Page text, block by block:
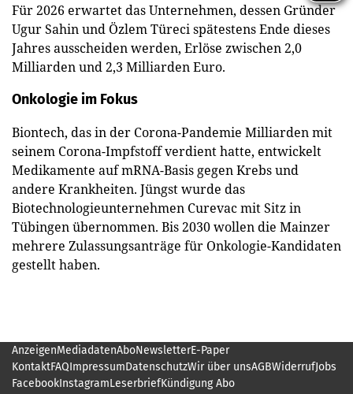
Für 2026 erwartet das Unternehmen, dessen Gründer
Ugur Sahin und Özlem Türeci spätestens Ende dieses
Jahres ausscheiden werden, Erlöse zwischen 2,0
Milliarden und 2,3 Milliarden Euro.
Onkologie im Fokus
Biontech, das in der Corona-Pandemie Milliarden mit
seinem Corona-Impfstoff verdient hatte, entwickelt
Medikamente auf mRNA-Basis gegen Krebs und
andere Krankheiten. Jüngst wurde das
Biotechnologieunternehmen Curevac mit Sitz in
Tübingen übernommen. Bis 2030 wollen die Mainzer
mehrere Zulassungsanträge für Onkologie-Kandidaten
gestellt haben.
AnzeigenMediadatenAboNewsletterE-Paper
KontaktFAQImpressumDatenschutzWir über unsAGBWiderrufJobs
FacebookInstagramLeserbriefKündigung Abo